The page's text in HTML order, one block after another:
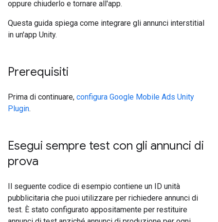
oppure chiuderlo e tornare all'app.
Questa guida spiega come integrare gli annunci interstitial
in un'app Unity.
Prerequisiti
Prima di continuare, configura Google Mobile Ads Unity
Plugin.
Esegui sempre test con gli annunci di
prova
Il seguente codice di esempio contiene un ID unità
pubblicitaria che puoi utilizzare per richiedere annunci di
test. È stato configurato appositamente per restituire